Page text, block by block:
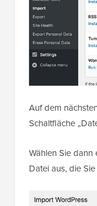
Auf dem
Schaltfläche
Wählen Sie dann
Datei aus, die